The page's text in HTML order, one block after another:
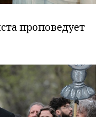
проповедует